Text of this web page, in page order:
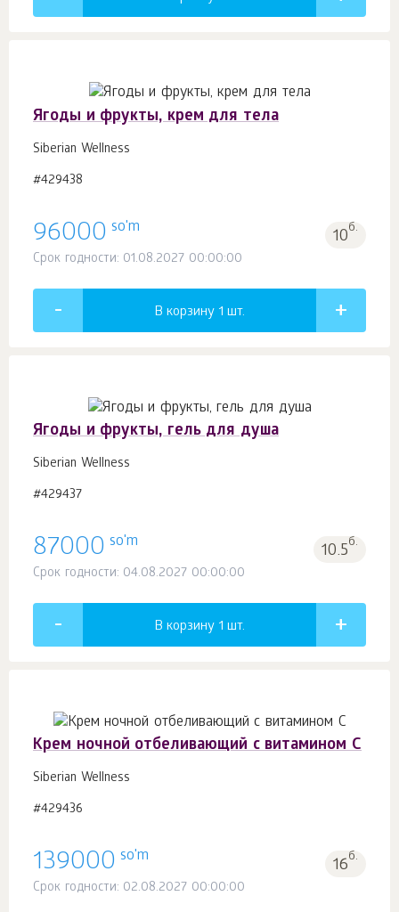
Ягоды и фрукты, крем для тела
Siberian Wellness
#429438
96000 so'm 10б.
Срок годности: 01.08.2027 00:00:00
В корзину 1 шт.
Ягоды и фрукты, гель для душа
Siberian Wellness
#429437
87000 so'm 10.5б.
Срок годности: 04.08.2027 00:00:00
В корзину 1 шт.
Крем ночной отбеливающий с витамином С
Siberian Wellness
#429436
139000 so'm 16б.
Срок годности: 02.08.2027 00:00:00